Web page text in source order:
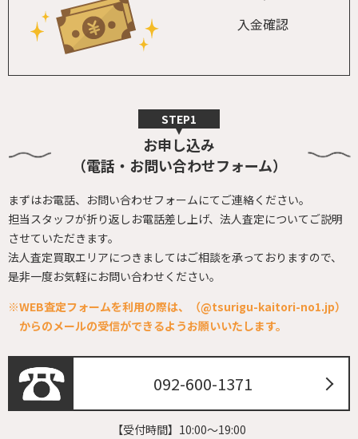
入金確認
お申し込み
（電話・お問い合わせフォーム）
まずはお電話、お問い合わせフォームにてご連絡ください。
担当スタッフが折り返しお電話差し上げ、 法人査定についてご説明
させていただきます。
法人査定買取エリアにつきましてはご相談を承っておりますので、
是非一度お気軽にお問い合わせください。
※WEB査定フォームを利用の際は、（@tsurigu-kaitori-no1.jp）
からのメールの受信ができるようお願いいたします。
092-600-1371
【受付時間】10:00～19:00